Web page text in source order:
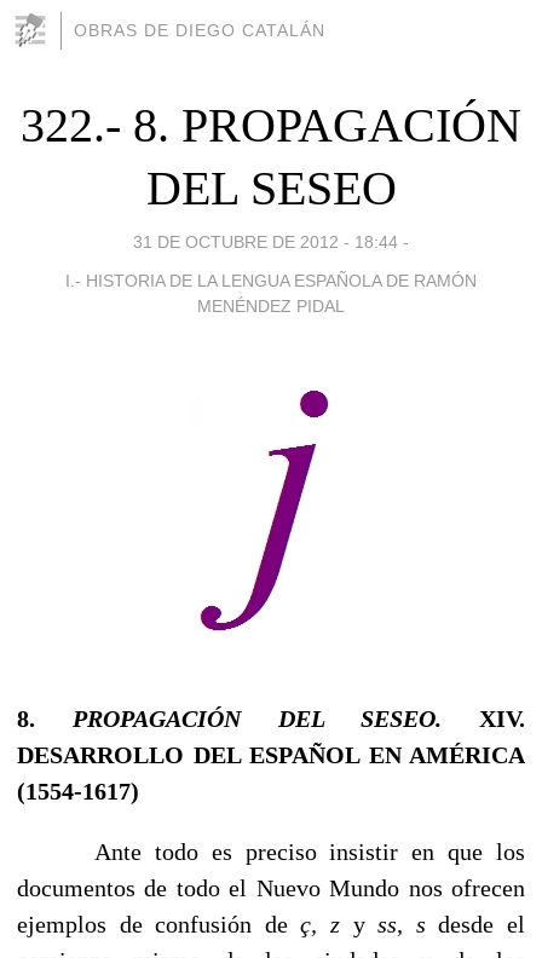
OBRAS DE DIEGO CATALÁN
322.- 8. PROPAGACIÓN
DEL SESEO
31 DE OCTUBRE DE 2012 - 18:44 -
I.- HISTORIA DE LA LENGUA ESPAÑOLA DE RAMÓN
MENÉNDEZ PIDAL
8. PROPAGACIÓN DEL SESEO. XIV.
DESARROLLO DEL ESPAÑOL EN AMÉRICA
(1554-1617)
Ante todo es preciso insistir en que los
documentos de todo el Nuevo Mundo nos ofrecen
ejemplos de confusión deç, z yss, s desde el